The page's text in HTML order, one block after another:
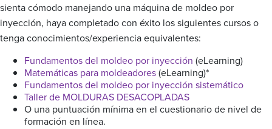
sienta cómodo manejando una máquina de moldeo por
inyección, haya completado con éxito los siguientes cursos o
tenga conocimientos/experiencia equivalentes:
Fundamentos del moldeo por inyección (eLearning)
Matemáticas para moldeadores(eLearning)*
Fundamentos del moldeo por inyección sistemático
Taller de MOLDURAS DESACOPLADAS
O una puntuación mínima en el cuestionario de nivel de
formación en línea.